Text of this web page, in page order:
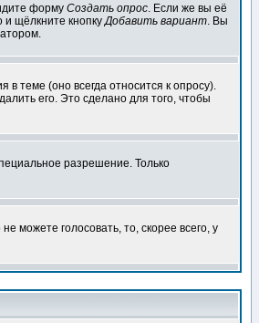
форму Создать опрос. Если же вы её
и щёлкните кнопкуДобавить вариант. Вы
теме (оно всегда относится к опросу).
его. Это сделано для того, чтобы
разрешение. Только
можете голосовать, то, скорее всего, у